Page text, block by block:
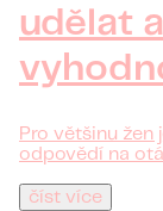
udělat
Pro většinu
odpovědí na
číst více